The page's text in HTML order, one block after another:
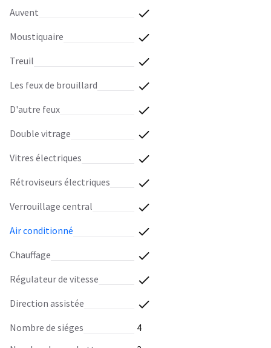
auvent
moustiquaire
treuil
les feux de brouillard
d'autre feux
double vitrage
vitres électriques
rétroviseurs électriques
verrouillage central
air conditionné
chauffage
régulateur de vitesse
direction assistée
nombre de siéges
4